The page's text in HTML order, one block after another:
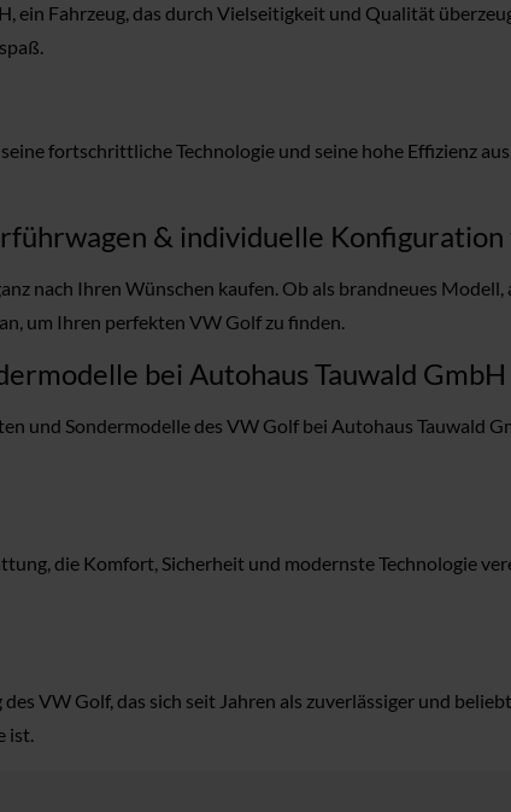
ein Fahrzeug, das durch Vielseitigkeit und Qualität
fortschrittliche Technologie und seine hohe Effizienz
& individuelle
nach Ihren Wünschen kaufen. Ob als brandneues
um Ihren perfekten VW Golf zu finden.
bei Autohaus Tauwald GmbH
und Sondermodelle des VW Golf bei Autohaus Tauwald
die Komfort, Sicherheit und modernste Technologie
VW Golf, das sich seit Jahren als zuverlässiger und
ist.